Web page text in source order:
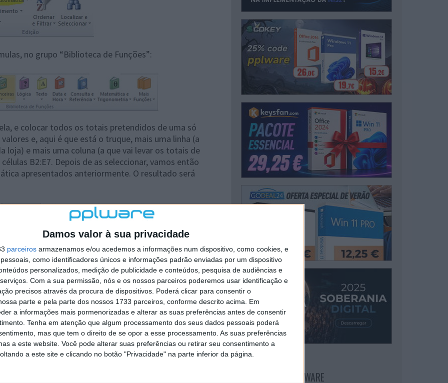
Damos valor à sua privacidade
parceiros armazenamos e/ou acedemos a informações num dispositivo, como cookies, e
como identificadores únicos e informações padrão enviadas por um dispositivo
personalizados, medição de publicidade e conteúdos, pesquisa de audiências e
Com a sua permissão, nós e os nossos parceiros poderemos usar identificação e
precisos através da procura de dispositivos. Poderá clicar para consentir o
parte e pela parte dos nossos 1733 parceiros, conforme descrito acima. Em
a informações mais pormenorizadas e alterar as suas preferências antes de consentir
Tenha em atenção que algum processamento dos seus dados pessoais poderá
mas que tem o direito de se opor a esse processamento. As suas preferências
a este website. Você pode alterar suas preferências ou retirar seu consentimento a
a este site e clicando no botão "Privacidade" na parte inferior da página.
no grupo “Biblioteca de Funções”:
e colocar todos os totais pretendidos de uma só
e, aqui é que está o truque, mais uma linha (a
loja) e mais uma coluna (a que vai levar os totais de
B2:E7. Depois de as seleccionar, vamos então
apresentados anteriormente. O resultado será
tornar esta operação ainda mais rápida, em vez
na nossa barra de menus, podemos usar o atalho
Shift e a tecla com o sinal =). O resultado será
somas de outras formas. Por exemplo, se
NEWSLETTER PPLWARE